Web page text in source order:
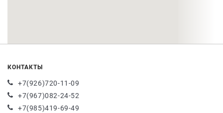
КОНТАКТЫ
+7(926)720-11-09
+7(967)082-24-52
+7(985)419-69-49